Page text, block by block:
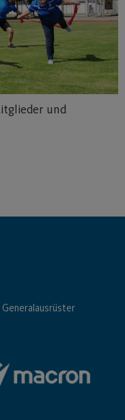
und
Generalausrüster